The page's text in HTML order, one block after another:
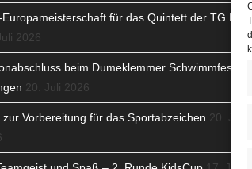
Europameisterschaft für das Quintett der TG
2026
beim Dumeklemmer Schwimmfest in
20. Juli 2026
zur Vorbereitung für das Sportabzeichen 20. Juli